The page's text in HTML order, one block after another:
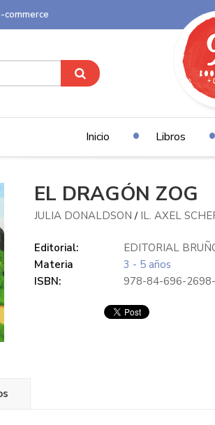
commerce
Inicio Libros
EL DRAGÓN ZOG
JULIA DONALDSON / IL. AXEL
Editorial:
EDITORIAL
Materia
3 - 5 años
ISBN:
978-84-696-